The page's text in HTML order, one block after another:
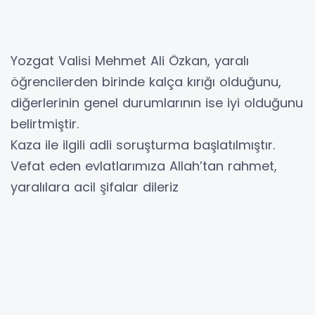
​Yozgat Valisi Mehmet Ali Özkan, yaralı
öğrencilerden birinde kalça kırığı olduğunu,
diğerlerinin genel durumlarının ise iyi olduğunu
belirtmiştir.
​Kaza ile ilgili adli soruşturma başlatılmıştır.
Vefat eden evlatlarımıza Allah’tan rahmet,
yaralılara acil şifalar dileriz